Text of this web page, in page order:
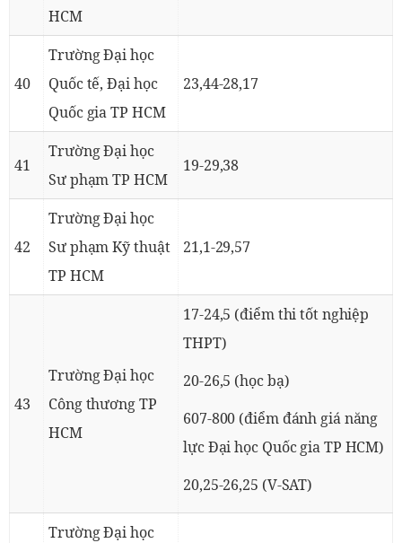
HCM
40
Trường Đại học
Quốc tế, Đại học
Quốc gia TP HCM
23,44-28,17
41
Trường Đại học
Sư phạm TP HCM
19-29,38
42
Trường Đại học
Sư phạm Kỹ thuật
TP HCM
21,1-29,57
43
Trường Đại học
Công thương TP
HCM
17-24,5 (điểm thi tốt nghiệp
THPT)
20-26,5 (học bạ)
607-800 (điểm đánh giá năng
lực Đại học Quốc gia TP HCM)
20,25-26,25 (V-SAT)
Trường Đại học